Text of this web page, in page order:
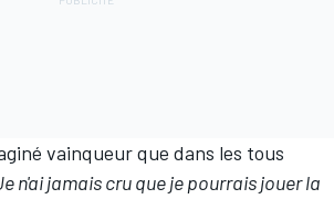
vainqueur que dans les tous
n'ai jamais cru que je pourrais jouer la